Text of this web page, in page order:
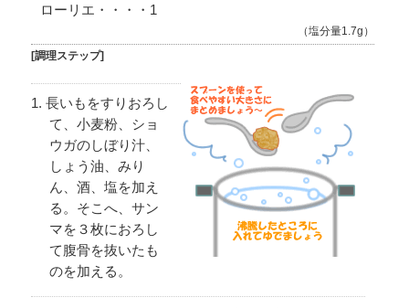
ローリエ・・・・1
（塩分量1.7g）
[調理ステップ]
長いもをすりおろし
て、小麦粉、ショ
ウガのしぼり汁、
しょう油、みり
ん、酒、塩を加え
る。そこへ、サン
マを３枚におろし
て腹骨を抜いたも
のを加える。